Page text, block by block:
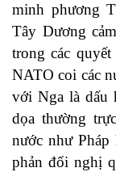
minh phương
Tây Dương
trong các
NATO coi các
với Nga là dấu
dọa thường
nước như
phản đối nghị